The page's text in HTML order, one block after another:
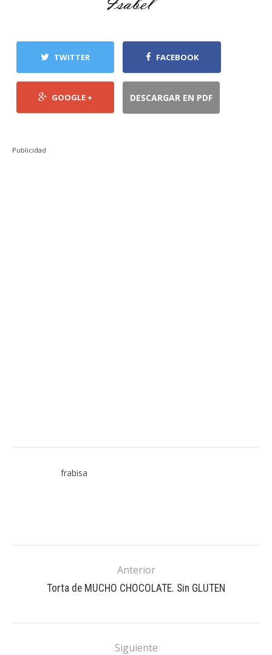
TWITTER FACEBOOK
GOOGLE + DESCARGAR EN PDF
Publicidad
frabisa
Anterior
Torta de MUCHO CHOCOLATE. Sin GLUTEN
Siguiente